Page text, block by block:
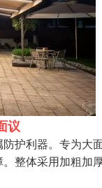
议
护利器。专为
整体采用加粗